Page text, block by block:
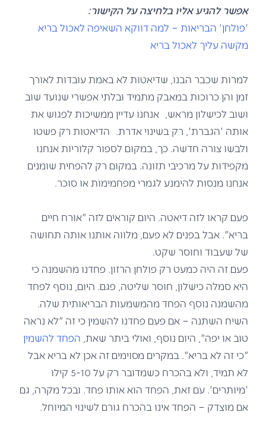
אפשר להגיע אליו בלחיצה על הקישור:
'פולחן' הבריאות – למה דווקא השאיפה לאכול בריא
מקשה עליך לאכול בריא
למרות שכבר הבנו, שדיאטות לא באמת עובדות לאורך
זמן והן כרוכות במאבק מתמיד ובלתי אפשרי שנועד שוב
ושוב לכישלון מראש, אנחנו עדיין ממשיכות לפגוש את
אותה 'הגברת', רק בשינוי אדרת. הדיאטות רק פשטו
ולבשו צורה חדשה. כך, במקום לספור קלוריות אנחנו
מקפידות על מרכיבי תזונה. במקום רק להפחית שומנים
אנחנו מנסות להימנע לגמרי מפחמימות או סוכר.
פעם קראו לזה דיאטה. היום קוראים לזה "אורח חיים
בריא". אבל בפנים לא פעם, מלווה אותנו אותה תחושה
של שעבוד וחוסר שקט.
פעם זה היה כמעט רק פולחן הרזון. פחדנו מהשמנה כי
היא סמלה כישלון, חוסר שליטה, פגם. היום, נוסף לפחד
מהשמנה נוסף הפחד מהמשמעות הבריאותית שלה.
השיח השתנה – אם פעם פחדנו להשמין כי זה "לא נראה
טוב או יפה", היום נוסף, ואולי ביתר שאת, הפחד להשמין
"כי זה לא בריא". במקרים מסוימים זה אכן לא בריא אבל
לא תמיד, ולא בהכרח כשמדובר רק על 5-10 קילו
'מיותרים'. עם זאת, הפחד הוא אותו פחד. ובכל מקרה, גם
אם מוצדק – הפחד אינו בהכרח גורם לשינוי המיוחל.